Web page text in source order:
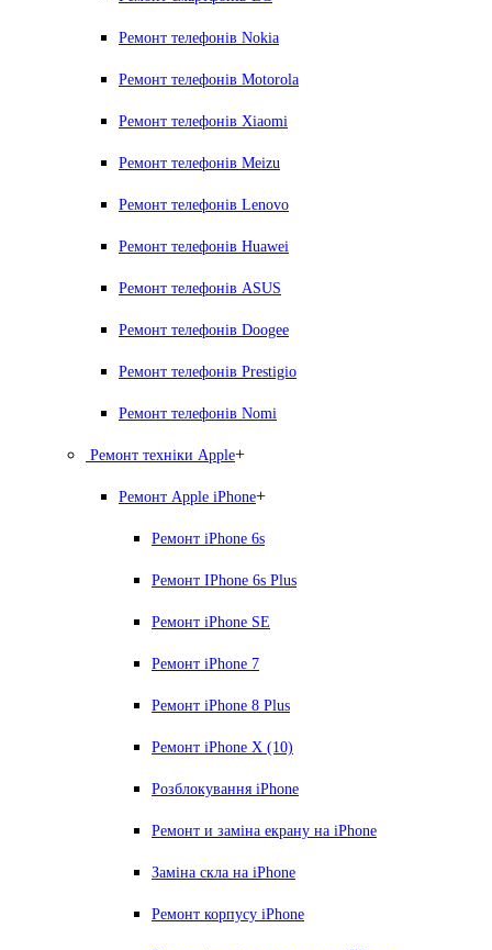
Ремонт телефонів Nokia
Ремонт телефонів Motorola
Ремонт телефонів Xiaomi
Ремонт телефонів Meizu
Ремонт телефонів Lenovo
Ремонт телефонів Huawei
Ремонт телефонів ASUS
Ремонт телефонів Doogee
Ремонт телефонів Prestigio
Ремонт телефонів Nomi
Ремонт техніки Apple+
Ремонт Apple iPhone+
Ремонт iPhone 6s
Ремонт IPhone 6s Plus
Ремонт iPhone SE
Ремонт iPhone 7
Ремонт iPhone 8 Plus
Ремонт iPhone X (10)
Розблокування iPhone
Ремонт и заміна екрану на iPhone
Заміна скла на iPhone
Ремонт корпусу iPhone